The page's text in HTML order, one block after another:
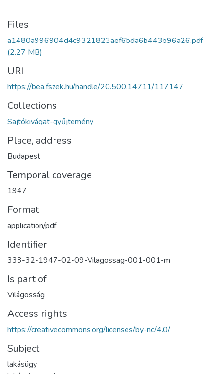
Files
a1480a996904d4c9321823aef6bda6b443b96a26.pdf
(2.27 MB)
URI
https://bea.fszek.hu/handle/20.500.14711/117147
Collections
Sajtókivágat-gyűjtemény
Place, address
Budapest
Temporal coverage
1947
Format
application/pdf
Identifier
333-32-1947-02-09-Vilagossag-001-001-m
Is part of
Világosság
Access rights
https://creativecommons.org/licenses/by-nc/4.0/
Subject
lakásügy